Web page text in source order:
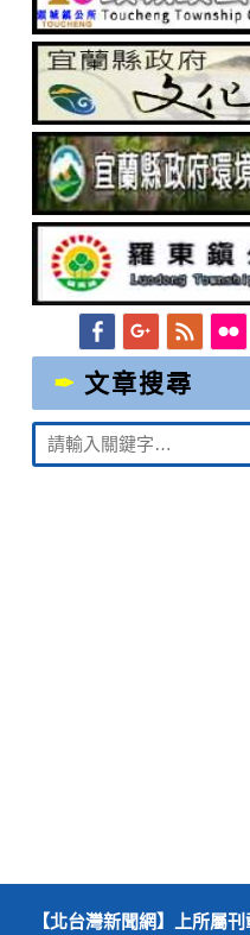
FacebookGoogleplus
Feed
文章搜尋
Suche
nach:
【北台灣新聞網】上所屬